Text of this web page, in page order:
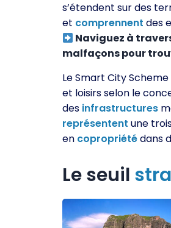
s’étendent sur des
et comprennent des
Naviguez à
malfaçons pour
Le Smart City
et loisirs selon le
des infrastructures
représentent une
en copropriétédans
Le seuil